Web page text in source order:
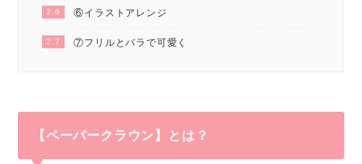
2.6 ⑥イラストアレンジ
2.7 ⑦フリルとバラで可愛く
【ペーパークラウン】とは？